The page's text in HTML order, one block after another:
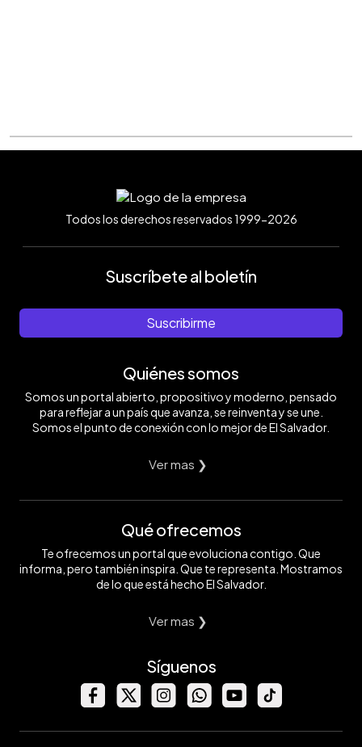
Todos los derechos reservados 1999-2026
Suscríbete al boletín
Suscribirme
Quiénes somos
Somos un portal abierto, propositivo y moderno, pensado
para reflejar a un país que avanza, se reinventa y se une.
Somos el punto de conexión con lo mejor de El Salvador.
Ver mas ❯
Qué ofrecemos
Te ofrecemos un portal que evoluciona contigo. Que
informa, pero también inspira. Que te representa. Mostramos
de lo que está hecho El Salvador.
Ver mas ❯
Síguenos